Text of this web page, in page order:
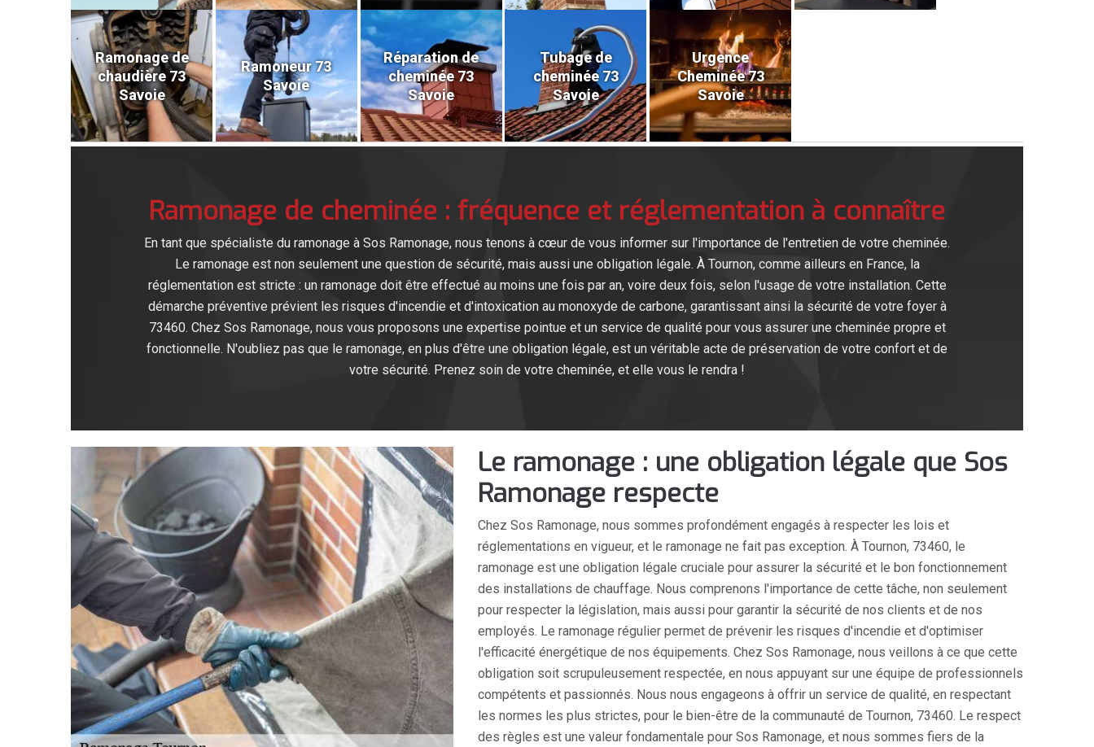
Ramonage de
chaudière 73
Savoie
Ramoneur 73
Savoie
Réparation de
cheminée 73
Savoie
Tubage de
cheminée 73
Savoie
Urgence
Cheminée 73
Savoie
Ramonage de cheminée : fréquence et réglementation à connaître
En tant que spécialiste du ramonage à Sos Ramonage, nous tenons à cœur de vous informer sur l'importance de l'entretien de votre cheminée.
Le ramonage est non seulement une question de sécurité, mais aussi une obligation légale. À Tournon, comme ailleurs en France, la
réglementation est stricte : un ramonage doit être effectué au moins une fois par an, voire deux fois, selon l'usage de votre installation. Cette
démarche préventive prévient les risques d'incendie et d'intoxication au monoxyde de carbone, garantissant ainsi la sécurité de votre foyer à
73460. Chez Sos Ramonage, nous vous proposons une expertise pointue et un service de qualité pour vous assurer une cheminée propre et
fonctionnelle. N'oubliez pas que le ramonage, en plus d'être une obligation légale, est un véritable acte de préservation de votre confort et de
votre sécurité. Prenez soin de votre cheminée, et elle vous le rendra !
Le ramonage : une obligation légale que Sos
Ramonage respecte
Chez Sos Ramonage, nous sommes profondément engagés à respecter les lois et
réglementations en vigueur, et le ramonage ne fait pas exception. À Tournon, 73460, le
ramonage est une obligation légale cruciale pour assurer la sécurité et le bon fonctionnement
des installations de chauffage. Nous comprenons l'importance de cette tâche, non seulement
pour respecter la législation, mais aussi pour garantir la sécurité de nos clients et de nos
employés. Le ramonage régulier permet de prévenir les risques d'incendie et d'optimiser
l'efficacité énergétique de nos équipements. Chez Sos Ramonage, nous veillons à ce que cette
obligation soit scrupuleusement respectée, en nous appuyant sur une équipe de professionnels
compétents et passionnés. Nous nous engageons à offrir un service de qualité, en respectant
les normes les plus strictes, pour le bien-être de la communauté de Tournon, 73460. Le respect
des règles est une valeur fondamentale pour Sos Ramonage, et nous sommes fiers de la